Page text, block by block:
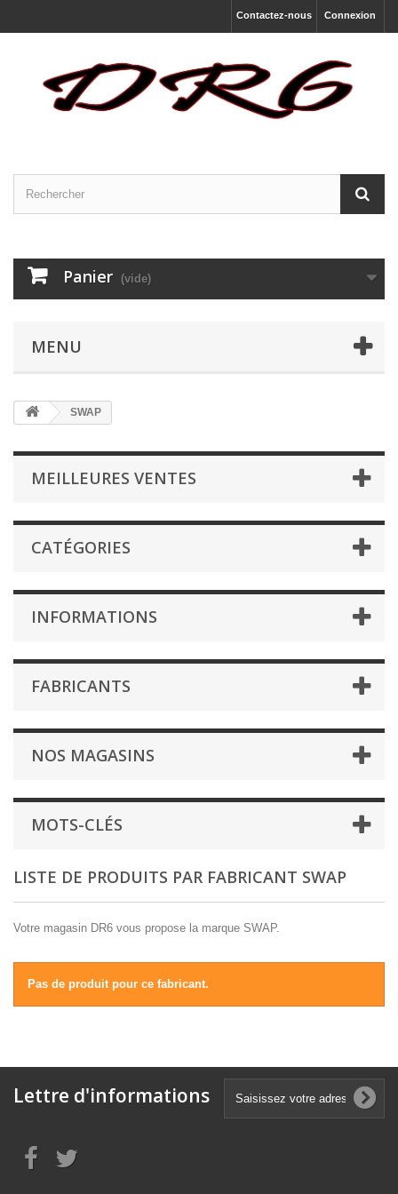
Connexion
Contactez-nous
Panier (vide)
MENU
SWAP
MEILLEURES VENTES
CATÉGORIES
INFORMATIONS
FABRICANTS
NOS MAGASINS
MOTS-CLÉS
LISTE DE PRODUITS PAR FABRICANT SWAP
Votre magasin DR6 vous propose la marque SWAP.
Pas de produit pour ce fabricant.
Lettre d'informations